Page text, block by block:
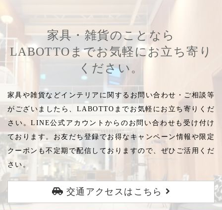
家具・雑貨のことなら
LABOTTOまでお気軽にお立ち寄り
ください。
家具や雑貨などインテリアに関するお問い合わせ・ご相談等
がございましたら、LABOTTOまでお気軽にお立ち寄りくだ
さい。LINE公式アカウントからのお問い合わせも受け付け
ております。お友だち登録でお得なキャンペーン情報や限定
クーポンも不定期で配信しておりますので、ぜひご活用くだ
さい。
交通アクセスはこちら